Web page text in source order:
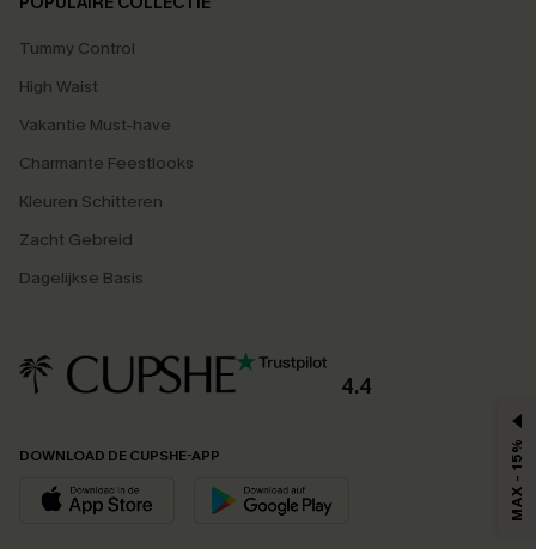
Tummy Control
High Waist
Vakantie Must-have
Charmante Feestlooks
Kleuren Schitteren
Zacht Gebreid
Dagelijkse Basis
4.4
DOWNLOAD DE CUPSHE-APP MAX - 15%